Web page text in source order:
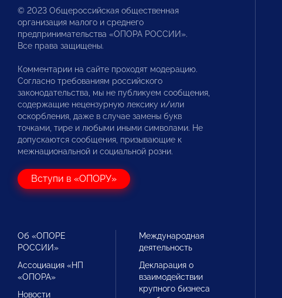
© 2023 Общероссийская общественная
организация малого и среднего
предпринимательства «ОПОРА РОССИИ».
Все права защищены.
Комментарии на сайте проходят модерацию.
Согласно требованиям российского
законодательства, мы не публикуем сообщения,
содержащие нецензурную лексику и/или
оскорбления, даже в случае замены букв
точками, тире и любыми иными символами. Не
допускаются сообщения, призывающие к
межнациональной и социальной розни.
Вступи в «ОПОРУ»
Об «ОПОРЕ
РОССИИ»
Ассоциация «НП
«ОПОРА»
Новости
Международная
деятельность
Декларация о
взаимодействии
крупного бизнеса